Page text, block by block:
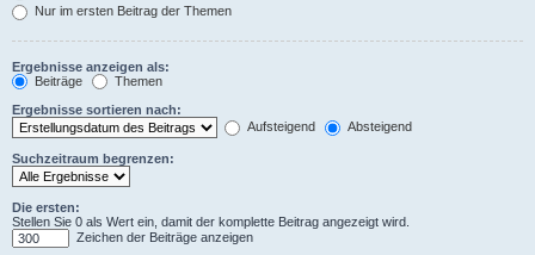
Nur im ersten Beitrag der Themen
Ergebnisse anzeigen als:
Beiträge
Themen
Ergebnisse sortieren nach:
Aufsteigend
Absteigend
Suchzeitraum begrenzen:
Die ersten:
Stellen Sie 0 als Wert ein, damit der komplette Beitrag angezeigt wird.
Zeichen der Beiträge anzeigen